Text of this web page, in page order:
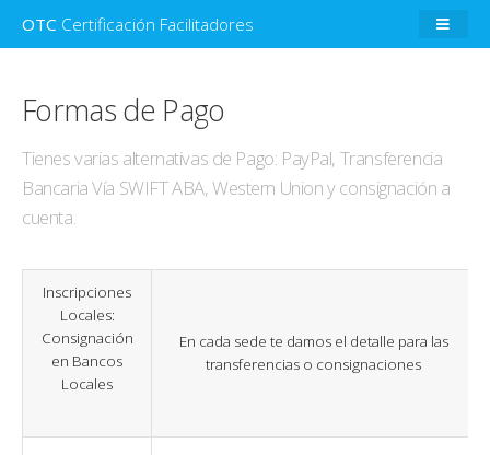
OTC Certificación Facilitadores
Formas de Pago
Tienes varias alternativas de Pago: PayPal, Transferencia
Bancaria Vía SWIFT ABA, Western Union y consignación a
cuenta.
Inscripciones
Locales:
Consignación
en Bancos
Locales
En cada sede te damos el detalle para las
transferencias o consignaciones